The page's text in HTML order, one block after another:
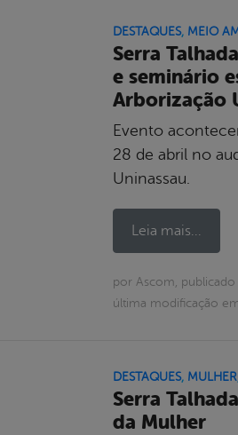
DESTAQUES, MEIO
Serra
e seminário
Arborização
Evento
28 de abril no
Uninassau.
Leia mais...
por Ascom,
última modificação
DESTAQUES, MULHER
Serra
da Mulher